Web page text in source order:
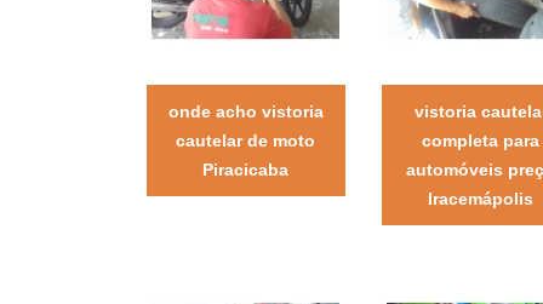
onde acho vistoria
cautelar de moto
Piracicaba
vistoria
completa para
automóveis
Iracemápolis